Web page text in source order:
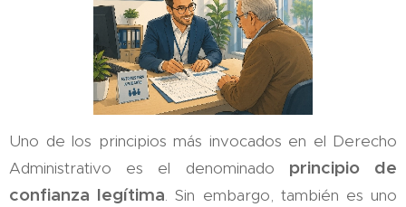
Uno de los principios más invocados en el Derecho
Administrativo es el denominado principio de
confianza legítima. Sin embargo, también es uno